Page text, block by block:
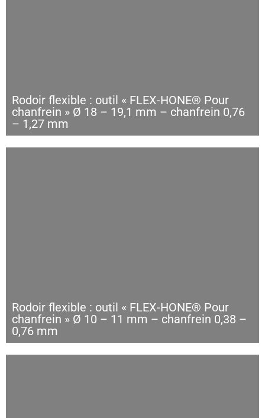
Rodoir flexible : outil « FLEX-HONE® Pour
chanfrein » Ø 18 – 19,1 mm – chanfrein 0,76
– 1,27 mm
Rodoir flexible : outil « FLEX-HONE® Pour
chanfrein » Ø 10 – 11 mm – chanfrein 0,38 –
0,76 mm